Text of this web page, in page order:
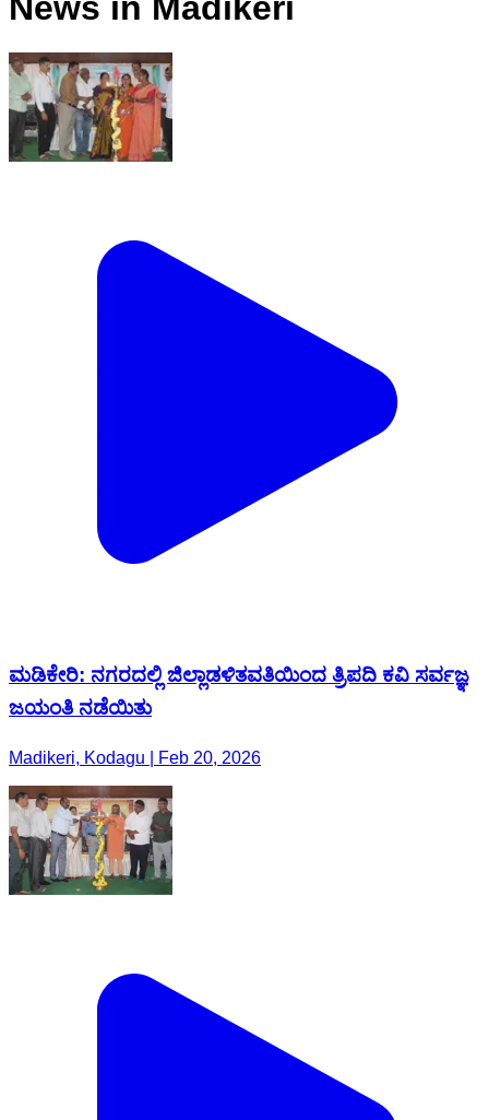
News in Madikeri
ಮಡಿಕೇರಿ: ನಗರದಲ್ಲಿ ಜಿಲ್ಲಾಡಳಿತವತಿಯಿಂದ ತ್ರಿಪದಿ ಕವಿ ಸರ್ವಜ್ಞ
ಜಯಂತಿ ನಡೆಯಿತು
Madikeri, Kodagu | Feb 20, 2026